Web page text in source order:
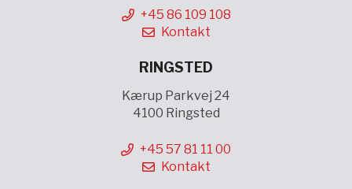
+45 86 109 108
Kontakt
RINGSTED
Kærup Parkvej 24
4100 Ringsted
+45 57 81 11 00
Kontakt